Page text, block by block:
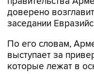
доверено
заседании
По его словам,
выступает за
которые лежат в